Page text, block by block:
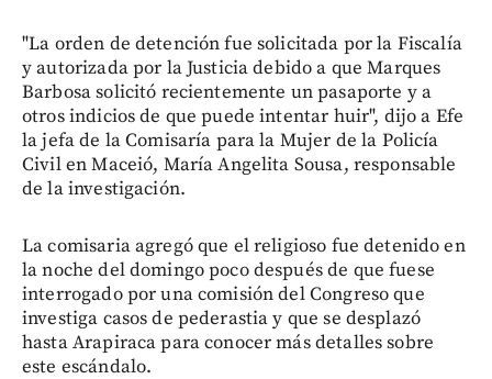
"La orden de detención fue solicitada por la Fiscalía
y autorizada por la Justicia debido a que Marques
Barbosa solicitó recientemente un pasaporte y a
otros indicios de que puede intentar huir", dijo a Efe
la jefa de la Comisaría para la Mujer de la Policía
Civil en Maceió, María Angelita Sousa, responsable
de la investigación.
La comisaria agregó que el religioso fue detenido en
la noche del domingo poco después de que fuese
interrogado por una comisión del Congreso que
investiga casos de pederastia y que se desplazó
hasta Arapiraca para conocer más detalles sobre
este escándalo.